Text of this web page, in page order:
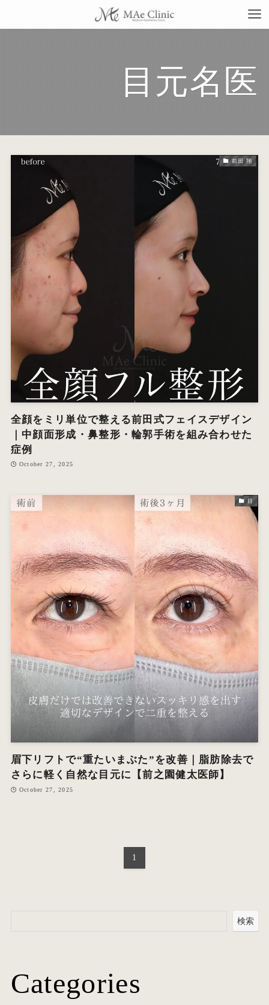
当
料
目元名医
前田 翔
全顔をミリ単位で整える前田式フェイスデザイン
｜中顔面形成・鼻整形・輪郭手術を組み合わせた
症例
October 27, 2025
目
眉下リフトで“重たいまぶた”を改善｜脂肪除去で
さらに軽く自然な目元に【前之園健太医師】
October 27, 2025
1
検索
Categories